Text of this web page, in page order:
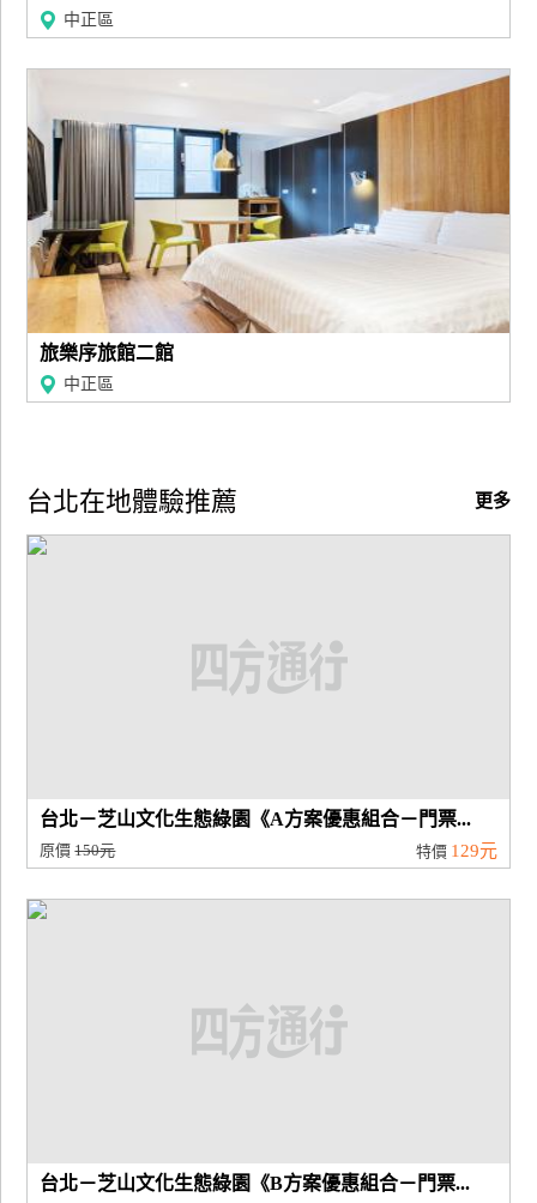
中正區
旅樂序旅館二館
中正區
更多
台北在地體驗推薦
台北－芝山文化生態綠園《A方案優惠組合－門票...
原價150元 特價 129元
台北－芝山文化生態綠園《B方案優惠組合－門票...